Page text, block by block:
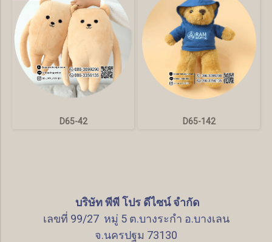
D65-42 D65-142
บริษัท พีพี โปร ดีไซน์ จำกัด
เลขที่ 99/27 หมู่ 5 ต.บางระกำ อ.บางเลน
จ.นครปฐม 73130